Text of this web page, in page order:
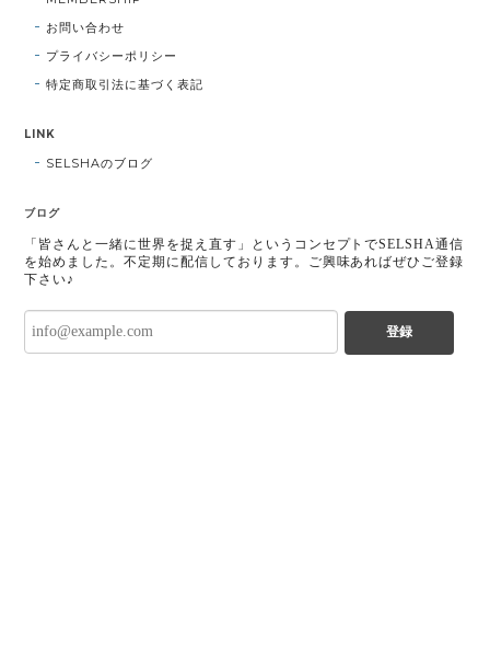
お問い合わせ
プライバシーポリシー
特定商取引法に基づく表記
LINK
SELSHAのブログ
ブログ
「皆さんと一緒に世界を捉え直す」というコンセプトでSELSHA通信
を始めました。不定期に配信しております。ご興味あればぜひご登録
下さい♪
登録